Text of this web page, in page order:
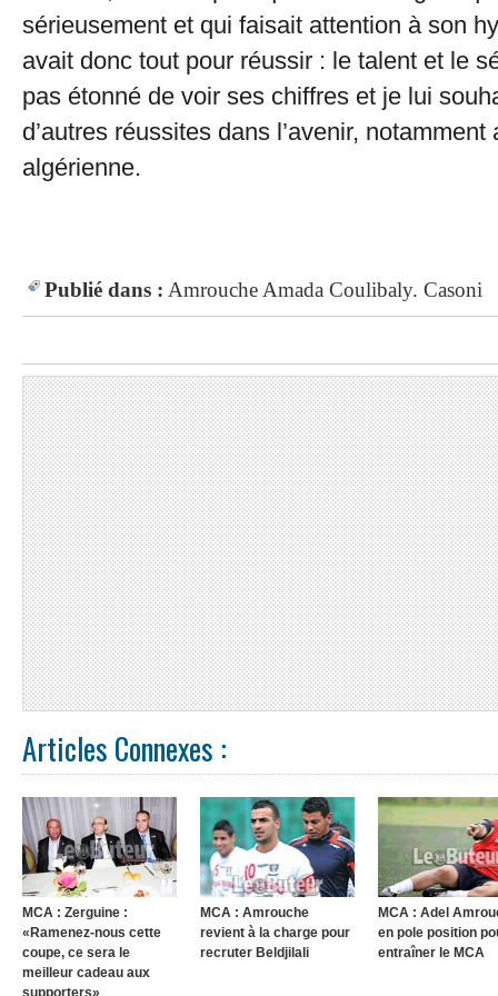
sérieusement et qui faisait attention à son
avait donc tout pour réussir : le talent et le
pas étonné de voir ses chiffres et je lui
d’autres réussites dans l’avenir,
algérienne.
Publié dans : Amrouche Amada Coulibaly. Casoni
Articles Connexes :
MCA : Zerguine :
«Ramenez-nous cette
coupe, ce sera le
meilleur cadeau aux
supporters»
MCA : Amrouche
revient à la charge pour
recruter Beldjilali
MCA : Adel
en pole position
entraîner le MCA